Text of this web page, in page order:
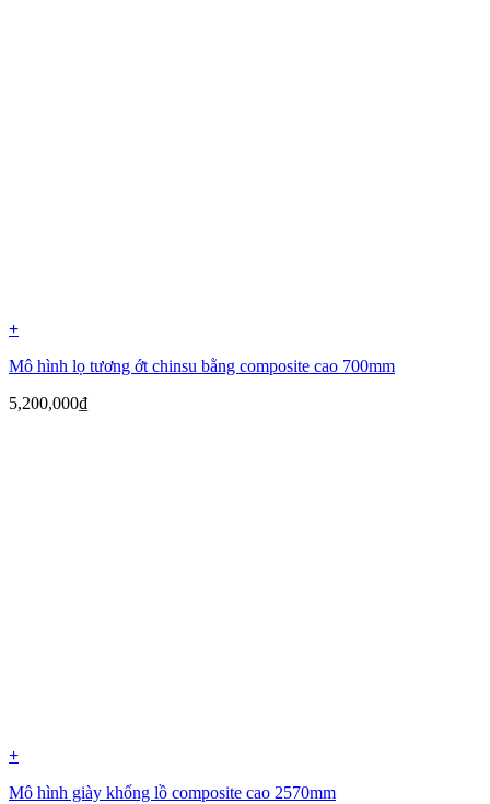
+
Mô hình lọ tương ớt chinsu bằng composite cao 700mm
5,200,000₫
+
Mô hình giày khổng lồ composite cao 2570mm